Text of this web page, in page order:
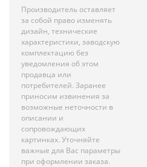
Производитель оставляет
за собой право изменять
дизайн, технические
характеристики, заводскую
комплектацию без
уведомления об этом
продавца или
потребителей. Заранее
приносим извинения за
возможные неточности в
описании и
сопровождающих
картинках. Уточняйте
важные для Вас параметры
при оформлении заказа.